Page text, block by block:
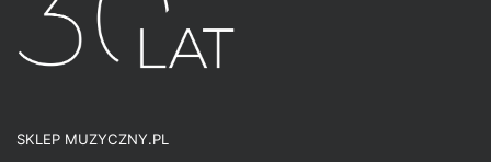
SKLEP MUZYCZNY.PL